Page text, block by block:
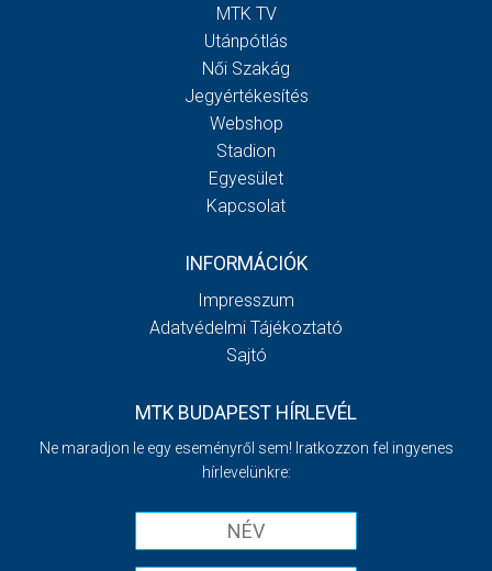
MTK TV
Utánpótlás
Női Szakág
Jegyértékesítés
Webshop
Stadion
Egyesület
Kapcsolat
INFORMÁCIÓK
Impresszum
Adatvédelmi Tájékoztató
Sajtó
MTK BUDAPEST HÍRLEVÉL
Ne maradjon le egy eseményről sem! Iratkozzon fel ingyenes
hírlevelünkre: